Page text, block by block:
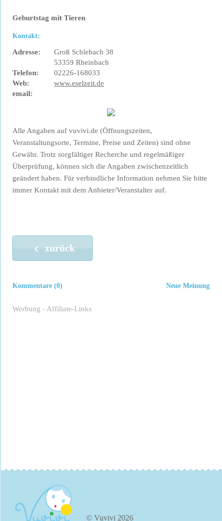
Geburtstag mit Tieren
Kontakt:
Adresse:
Groß Schlebach 38
53359 Rheinbach
Telefon:
02226-168033
Web:
www.eselzeit.de
email:
Alle Angaben auf vuvivi.de (Öffnungszeiten,
Veranstaltungsorte, Termine, Preise und Zeiten) sind ohne
Gewähr. Trotz sorgfältiger Recherche und regelmäßiger
Überprüfung, können sich die Angaben zwischenzeitlich
geändert haben. Für verbindliche Information nehmen Sie bitte
immer Kontakt mit dem Anbieter/Veranstalter auf.
zurück
Neue Meinung
Kommentare (0)
Werbung - Affiliate-Links
© Vuvivi 2026